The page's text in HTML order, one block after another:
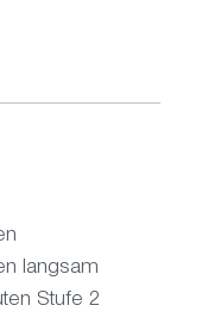
langsam
Stufe 2